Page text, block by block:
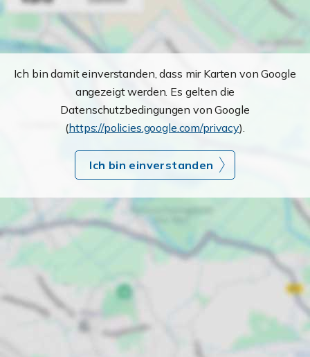
Ich bin damit einverstanden, dass mir Karten von Google
angezeigt werden. Es gelten die
Datenschutzbedingungen von Google
(https://policies.google.com/privacy).
Ich bin einverstanden